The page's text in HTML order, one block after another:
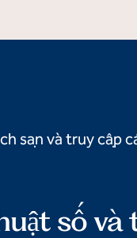
sạn và truy cập
số